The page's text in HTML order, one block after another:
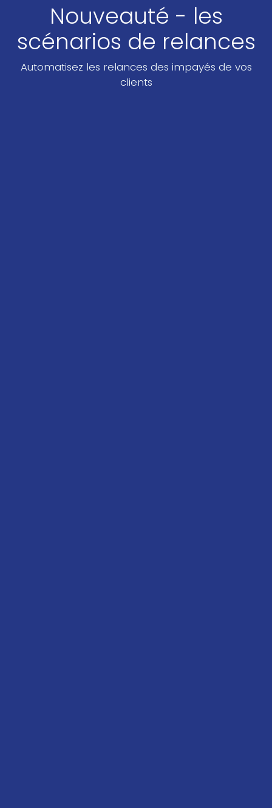
Nouveauté - les
scénarios de relances
Automatisez les relances des impayés de vos
clients